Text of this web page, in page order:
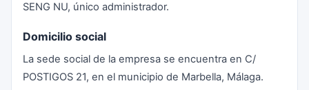
SENG NU, único administrador.
Domicilio social
La sede social de la empresa se encuentra en C/
POSTIGOS 21, en el municipio de Marbella, Málaga.